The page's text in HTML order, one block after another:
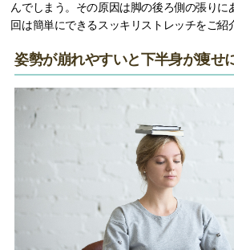
んでしまう。その原因は脚の後ろ側の張りに
回は簡単にできるスッキリストレッチをご紹
姿勢が崩れやすいと下半身が痩せ